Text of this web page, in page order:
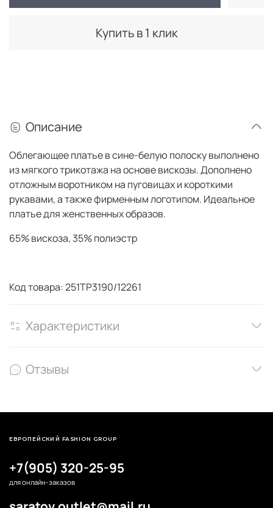
Купить в 1 клик
Описание
Облегающее платье в сине-белую полоску выполнено
из мягкого трикотажа на основе вискозы. Дополнено
отложным воротником на пуговицах и короткими
рукавами, а также фирменным логотипом. Идеальное
платье для женственных образов.
65% вискоза, 35% полиэстр
Код товара: 251TP3190/12261
Характеристики
Отзывы
+7(905) 320-25-95
для онлайн-заказов
ЕВРОПЕЙСКИЙ FASHION GROUP